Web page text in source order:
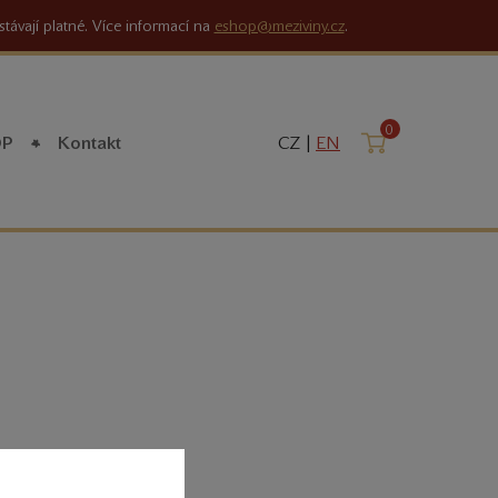
platné. Více informací na eshop@meziviny.cz.
Kontakt CZ | EN Košík
0